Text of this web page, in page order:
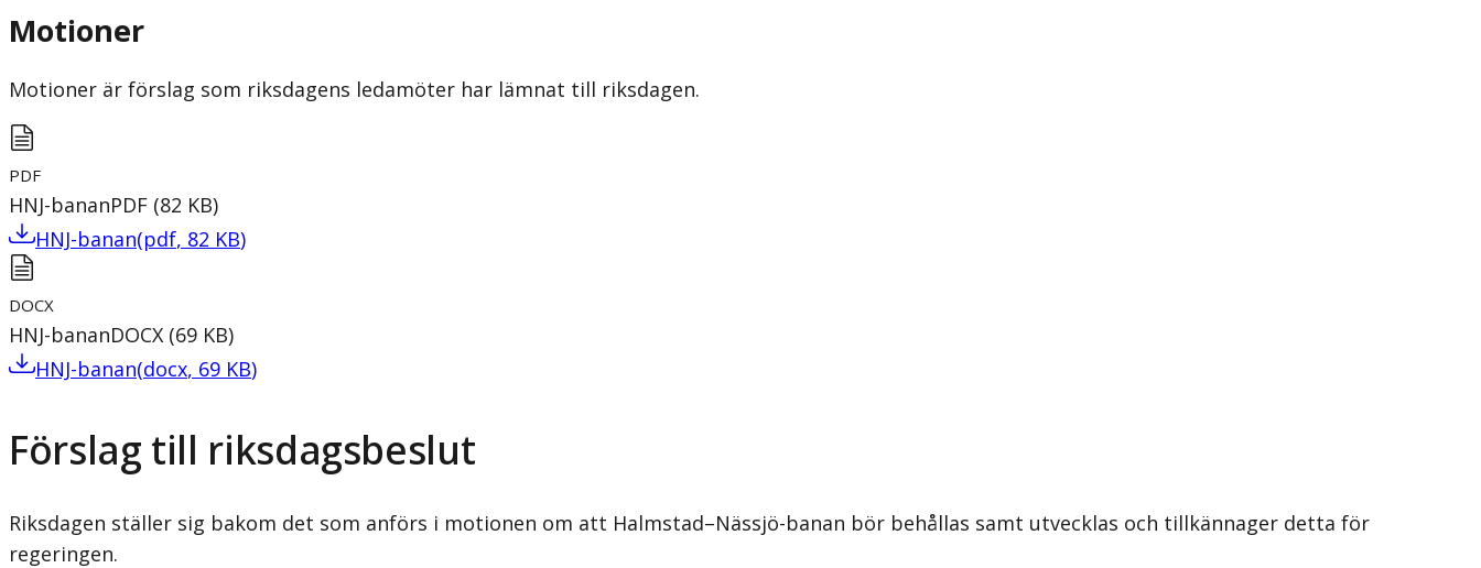
Motioner
Motioner är förslag som riksdagens ledamöter har lämnat till riksdagen.
PDF
HNJ-bananPDF (82 KB)
HNJ-banan(pdf, 82 KB)
DOCX
HNJ-bananDOCX (69 KB)
HNJ-banan(docx, 69 KB)
Förslag till riksdagsbeslut
Riksdagen ställer sig bakom det som anförs i motionen om att Halmstad–Nässjö-banan bör behållas samt utvecklas och tillkännager detta för
regeringen.